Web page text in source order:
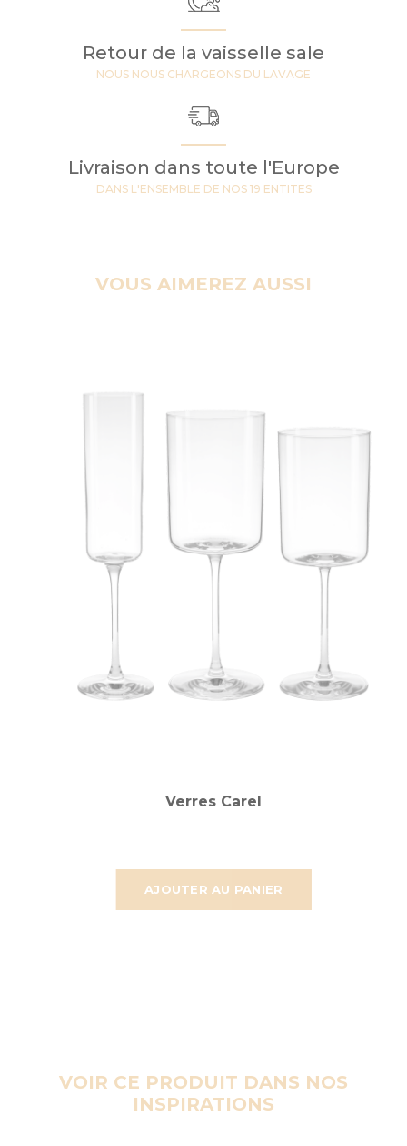
Retour de la vaisselle sale
NOUS NOUS CHARGEONS DU LAVAGE
Livraison dans toute l'Europe
DANS L'ENSEMBLE DE NOS 19 ENTITES
VOUS AIMEREZ AUSSI
AJOUTER AU PANIER
Verres Carel
VOIR CE PRODUIT DANS NOS
INSPIRATIONS